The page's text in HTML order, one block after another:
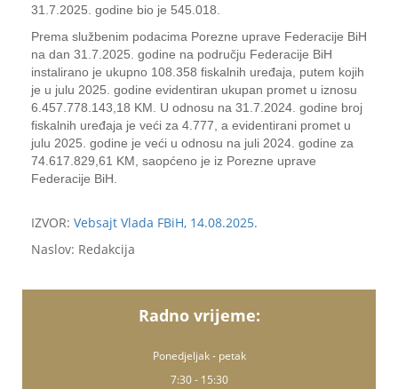
31.7.2025. godine bio je 545.018.
Prema službenim podacima Porezne uprave Federacije BiH
na dan 31.7.2025. godine na području Federacije BiH
instalirano je ukupno 108.358 fiskalnih uređaja, putem kojih
je u julu 2025. godine evidentiran ukupan promet u iznosu
6.457.778.143,18 KM. U odnosu na 31.7.2024. godine broj
fiskalnih uređaja je veći za 4.777, a evidentirani promet u
julu 2025. godine je veći u odnosu na juli 2024. godine za
74.617.829,61 KM, saopćeno je iz Porezne uprave
Federacije BiH.
IZVOR: Vebsajt Vlada FBiH, 14.08.2025.
Naslov: Redakcija
Radno vrijeme:
Ponedjeljak - petak
7:30 - 15:30